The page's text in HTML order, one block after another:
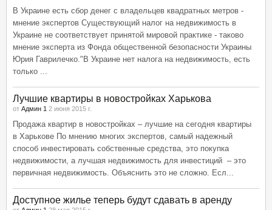
В Украине есть сбор денег с владельцев квадратных метров -
мнение экспертов Существующий налог на недвижимость в
Украине не соответствует принятой мировой практике - таково
мнение эксперта из Фонда общественной безопасности Украины
Юрия Гаврилечко."В Украине нет налога на недвижимость, есть
только ...
Лучшие квартиры в новостройках Харькова
от Админ 1 2 июня 2015 г.
Продажа квартир в новостройках – лучшие на сегодня квартиры
в Харькове По мнению многих экспертов, самый надежный
способ инвестировать собственные средства, это покупка
недвижимости, а лучшая недвижимость для инвестиций – это
первичная недвижимость. Объяснить это не сложно. Есл...
Доступное жилье теперь будут сдавать в аренду